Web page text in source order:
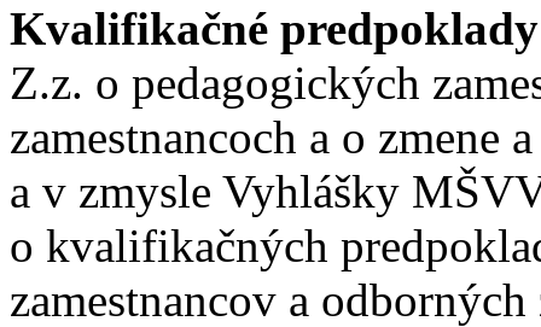
Kvalifikačné
Z.z. o pedagogických
zamestnancoch a o zmene
a v zmysle Vyhlášky
o kvalifikačných
zamestnancov a odborných